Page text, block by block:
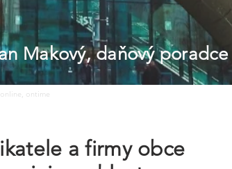
Makový, daňový poradce
ontime
a firmy obce